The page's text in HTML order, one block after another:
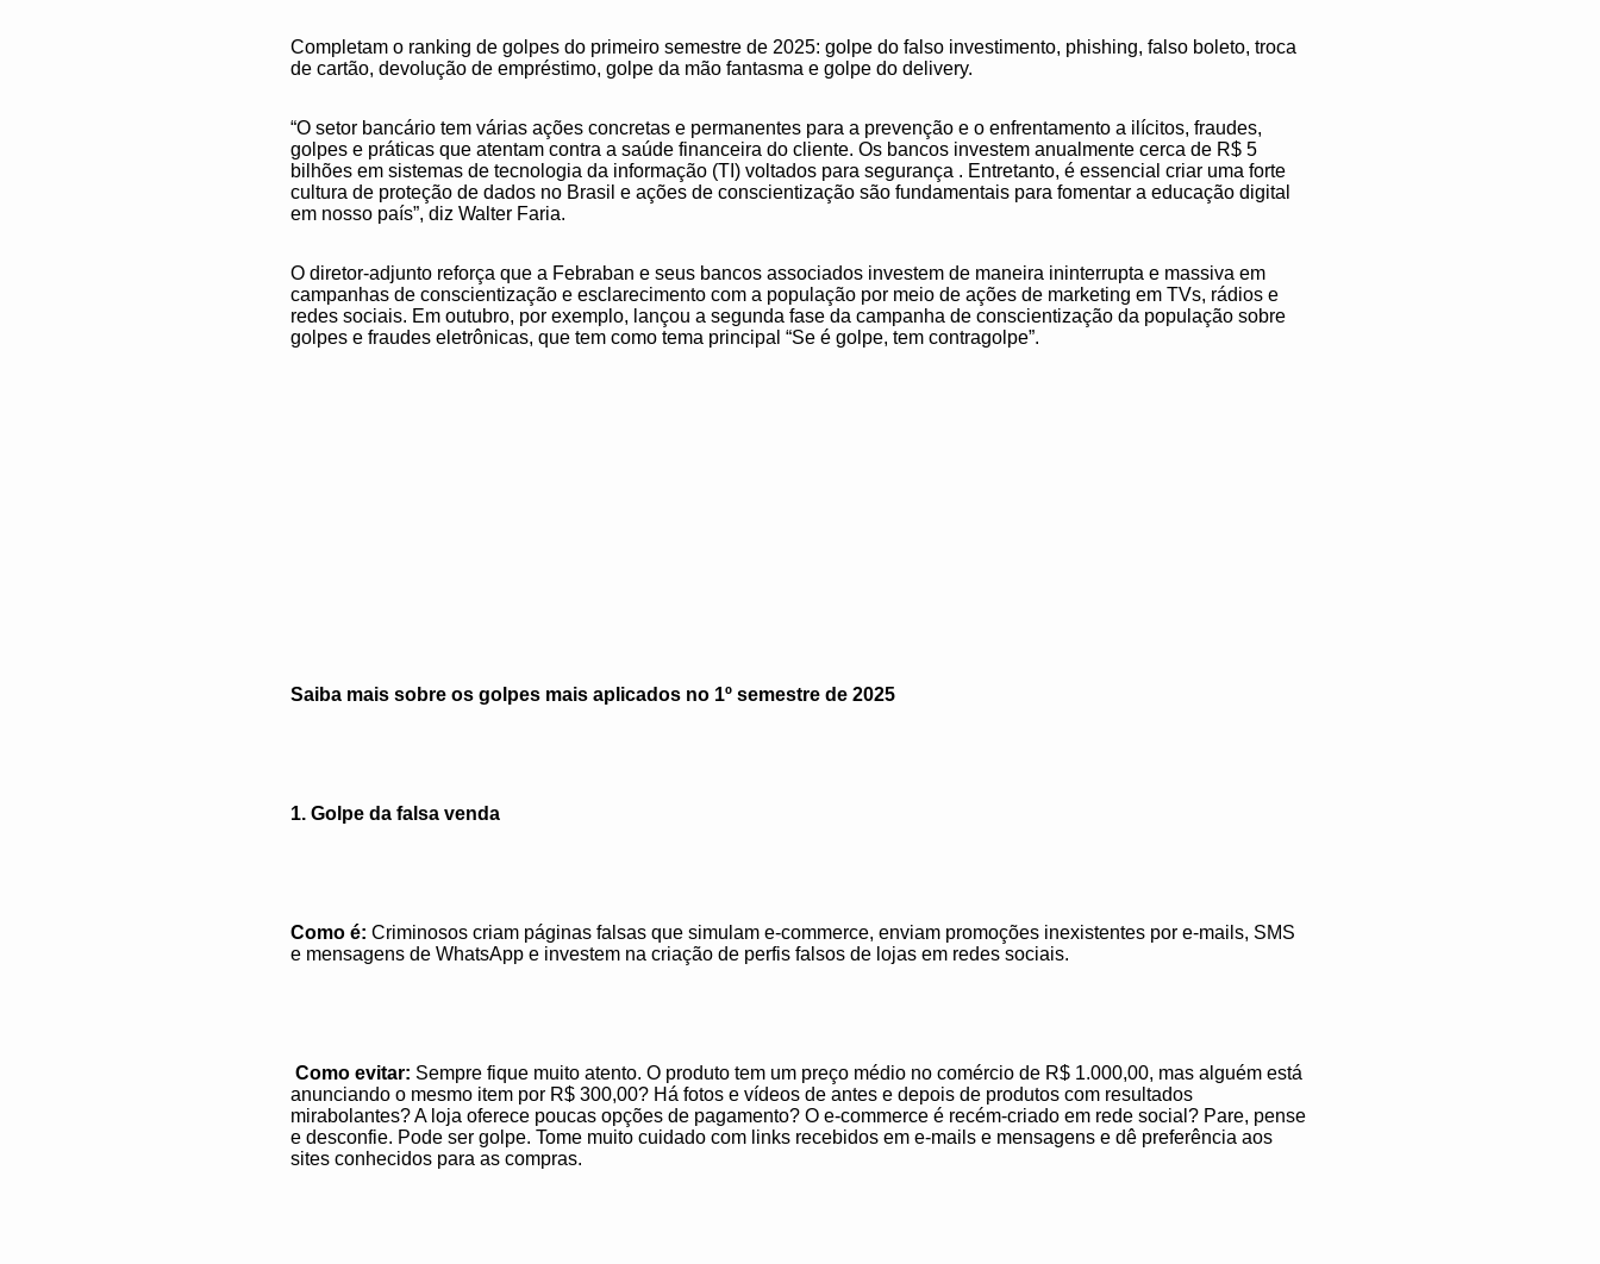
Completam o ranking de golpes do primeiro semestre de 2025: golpe do falso investimento, phishing, falso boleto, troca
de cartão, devolução de empréstimo, golpe da mão fantasma e golpe do delivery.
“O setor bancário tem várias ações concretas e permanentes para a prevenção e o enfrentamento a ilícitos, fraudes,
golpes e práticas que atentam contra a saúde financeira do cliente. Os bancos investem anualmente cerca de R$ 5
bilhões em sistemas de tecnologia da informação (TI) voltados para segurança . Entretanto, é essencial criar uma forte
cultura de proteção de dados no Brasil e ações de conscientização são fundamentais para fomentar a educação digital
em nosso país”, diz Walter Faria.
O diretor-adjunto reforça que a Febraban e seus bancos associados investem de maneira ininterrupta e massiva em
campanhas de conscientização e esclarecimento com a população por meio de ações de marketing em TVs, rádios e
redes sociais. Em outubro, por exemplo, lançou a segunda fase da campanha de conscientização da população sobre
golpes e fraudes eletrônicas, que tem como tema principal “Se é golpe, tem contragolpe”.
Saiba mais sobre os golpes mais aplicados no 1º semestre de 2025
1. Golpe da falsa venda
Como é: Criminosos criam páginas falsas que simulam e-commerce, enviam promoções inexistentes por e-mails, SMS
e mensagens de WhatsApp e investem na criação de perfis falsos de lojas em redes sociais.
Como evitar: Sempre fique muito atento. O produto tem um preço médio no comércio de R$ 1.000,00, mas alguém está
anunciando o mesmo item por R$ 300,00? Há fotos e vídeos de antes e depois de produtos com resultados
mirabolantes? A loja oferece poucas opções de pagamento? O e-commerce é recém-criado em rede social? Pare, pense
e desconfie. Pode ser golpe. Tome muito cuidado com links recebidos em e-mails e mensagens e dê preferência aos
sites conhecidos para as compras.